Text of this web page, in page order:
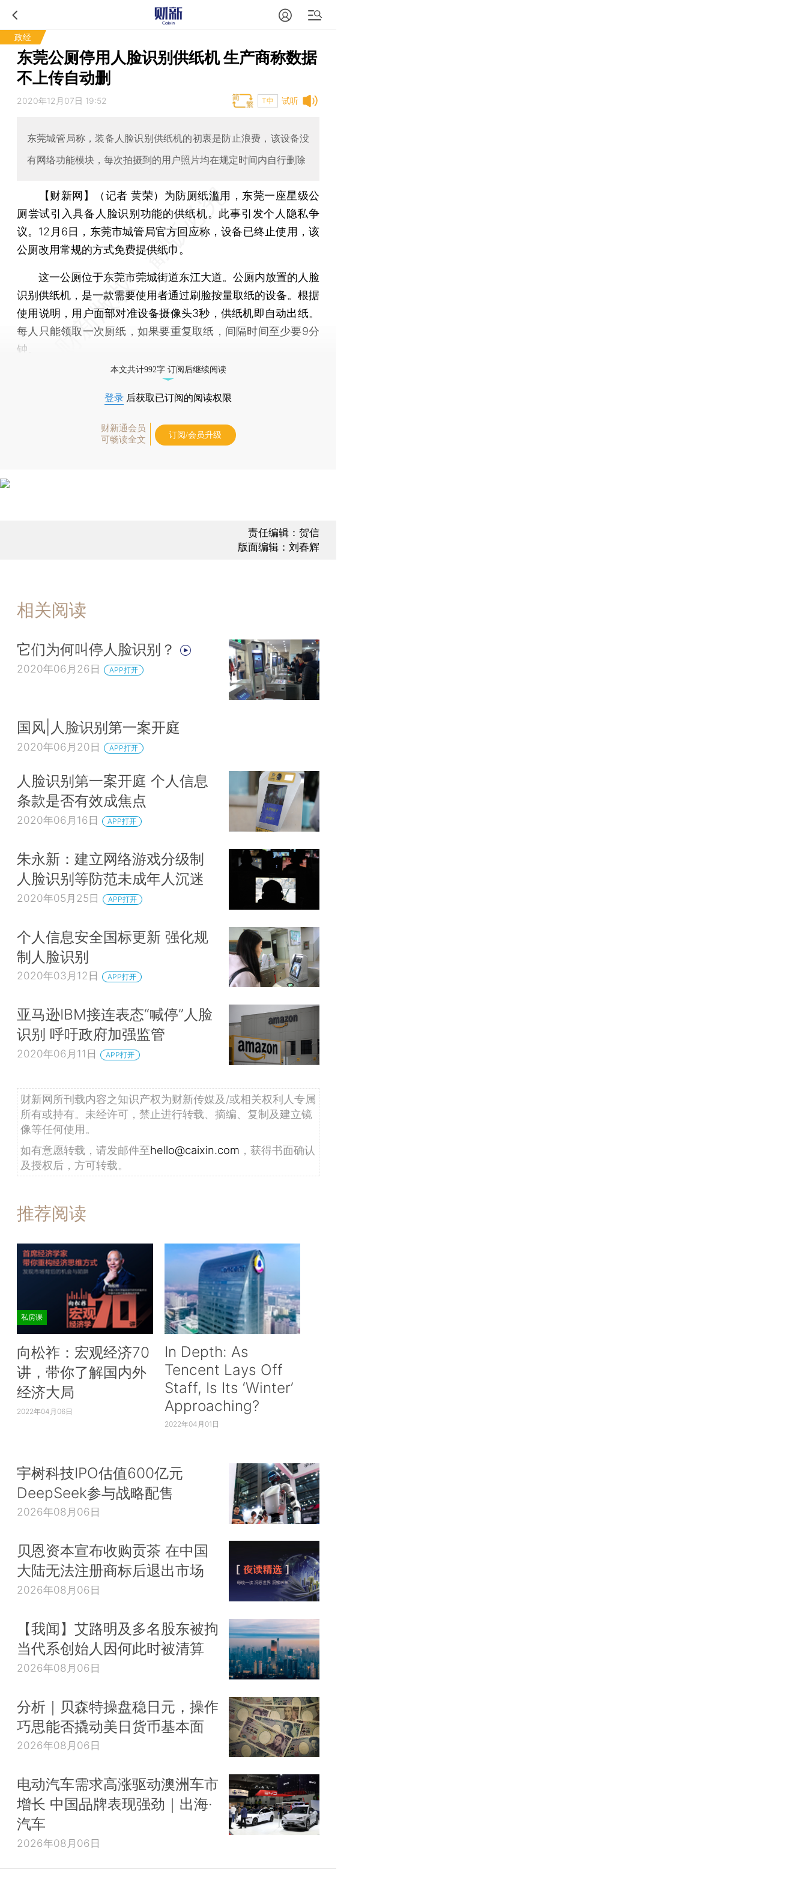
政经
东莞公厕停用人脸识别供纸机 生产商称数据
不上传自动删
试听
2020年12月07日 19:52 T中
东莞城管局称，装备人脸识别供纸机的初衷是防止浪费，该设备没
有网络功能模块，每次拍摄到的用户照片均在规定时间内自行删除
【财新网】（记者 黄荣） 为防厕纸滥用，东莞一座星级公
厕尝试引入具备人脸识别功能的供纸机。此事引发个人隐私争
议。12月6日，东莞市城管局官方回应称，设备已终止使用，该
公厕改用常规的方式免费提供纸巾。
这一公厕位于东莞市莞城街道东江大道。公厕内放置的人脸
识别供纸机，是一款需要使用者通过刷脸按量取纸的设备。根据
使用说明，用户面部对准设备摄像头3秒，供纸机即自动出纸。
每人只能领取一次厕纸，如果要重复取纸，间隔时间至少要9分
钟。
本文共计992字 订阅后继续阅读
登录 后获取已订阅的阅读权限
财新通会员
可畅读全文
订阅/会员升级
责任编辑：贺信
版面编辑：刘春辉
相关阅读
它们为何叫停人脸识别？
2020年06月26日 APP打开
国风|人脸识别第一案开庭
2020年06月20日 APP打开
人脸识别第一案开庭 个人信息
条款是否有效成焦点
2020年06月16日 APP打开
朱永新：建立网络游戏分级制
人脸识别等防范未成年人沉迷
2020年05月25日 APP打开
个人信息安全国标更新 强化规
制人脸识别
2020年03月12日 APP打开
亚马逊IBM接连表态“喊停”人脸
识别 呼吁政府加强监管
2020年06月11日 APP打开
财新网所刊载内容之知识产权为财新传媒及/或相关权利人专属
所有或持有。未经许可，禁止进行转载、摘编、复制及建立镜
像等任何使用。
如有意愿转载，请发邮件至hello@caixin.com ，获得书面确认
及授权后，方可转载。
推荐阅读
私房课
向松祚：宏观经济70
讲，带你了解国内外
经济大局
2022年04月06日
In Depth: As
Tencent Lays Off
Staff, Is Its ‘Winter’
Approaching?
2022年04月01日
宇树科技IPO估值600亿元
DeepSeek参与战略配售
2026年08月06日
贝恩资本宣布收购贡茶 在中国
大陆无法注册商标后退出市场
2026年08月06日
【我闻】艾路明及多名股东被拘
当代系创始人因何此时被清算
2026年08月06日
分析｜贝森特操盘稳日元，操作
巧思能否撬动美日货币基本面
2026年08月06日
电动汽车需求高涨驱动澳洲车市
增长 中国品牌表现强劲｜出海·
汽车
2026年08月06日